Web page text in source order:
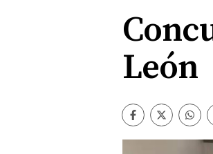
León
Facebook
Twitter
Comentarios